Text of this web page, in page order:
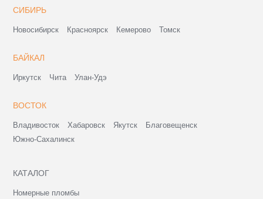
СИБИРЬ
Новосибирск Красноярск Кемерово Томск
БАЙКАЛ
Иркутск Чита Улан-Удэ
ВОСТОК
Владивосток Хабаровск Якутск
Благовещенск
Южно-Сахалинск
КАТАЛОГ
Номерные пломбы